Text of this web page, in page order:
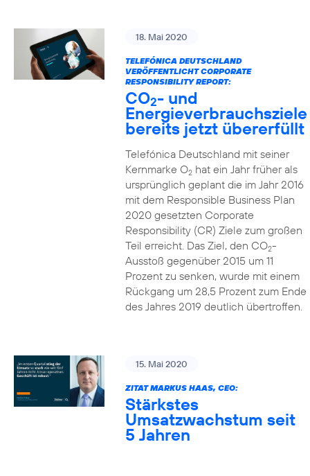
18. Mai 2020
TELEFÓNICA DEUTSCHLAND
VERÖFFENTLICHT CORPORATE
RESPONSIBILITY REPORT:
CO2- und
Energieverbrauchsziele
bereits jetzt übererfüllt
Telefónica Deutschland mit seiner
Kernmarke O2hat ein Jahr früher als
ursprünglich geplant die im Jahr 2016
mit dem Responsible Business Plan
2020 gesetzten Corporate
Responsibility (CR) Ziele zum großen
Teil erreicht. Das Ziel, den CO2-
Ausstoß gegenüber 2015 um 11
Prozent zu senken, wurde mit einem
Rückgang um 28,5 Prozent zum Ende
des Jahres 2019 deutlich übertroffen.
15. Mai 2020
ZITAT MARKUS HAAS, CEO:
Stärkstes
Umsatzwachstum seit
5 Jahren